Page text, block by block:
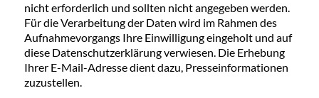
nicht erforderlich und sollten nicht angegeben werden.
Für die Verarbeitung der Daten wird im Rahmen des
Aufnahmevorgangs Ihre Einwilligung eingeholt und auf
diese Datenschutzerklärung verwiesen. Die Erhebung
Ihrer E-Mail-Adresse dient dazu, Presseinformationen
zuzustellen.